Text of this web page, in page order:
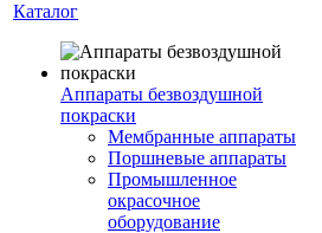
Каталог
Аппараты безвоздушной
покраски
Мембранные аппараты
Поршневые аппараты
Промышленное
окрасочное
оборудование